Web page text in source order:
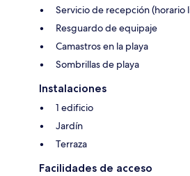
Servicio de recepción (horario
Resguardo de equipaje
Camastros en la playa
Sombrillas de playa
Instalaciones
1 edificio
Jardín
Terraza
Facilidades de acceso